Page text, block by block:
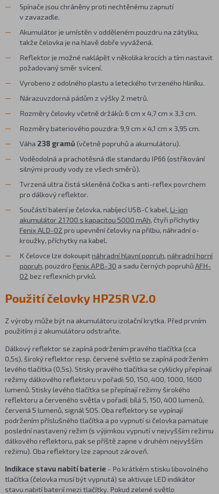
Spínače jsou chráněny proti nechtěnému zapnutí
v zavazadle.
Akumulátor je umístěn v odděleném pouzdru na zátylku,
takže čelovka je na hlavě dobře vyvážená.
Reflektor je možné naklápět v několika krocích a tím nastavit
požadovaný směr svícení.
Vyrobeno z odolného plastu a leteckého tvrzeného hliníku.
Nárazuvzdorná pádům z výšky 2 metrů.
Rozměry čelovky včetně držáků: 6 cm x 4,7 cm x 3,3 cm.
Rozměry bateriového pouzdra: 9,9 cm x 4,1 cm x 3,95 cm.
Váha 238 gramů (včetně popruhů a akumulátoru).
Voděodolná a prachotěsná dle standardu IP66 (ostřikování
silnými proudy vody ze všech směrů).
Tvrzená ultra čistá skleněná čočka s anti-reflex povrchem
pro dálkový reflektor.
Součástí balení je čelovka, nabíjecí USB-C kabel, Li-ion
akumulátor 21700 s kapacitou 5000 mAh, čtyři příchytky
Fenix ALD-02 pro upevnění čelovky na přilbu, náhradní o-
kroužky, příchytky na kabel.
K čelovce lze dokoupitnáhradní hlavní popruh, náhradní horní
popruh, pouzdro Fenix APB-30 a sadu černých popruhůAFH-
02 bez reflexních prvků.
Použití čelovky HP25R V2.0
Z výroby může být na akumulátoru izolační krytka. Před prvním
použitím ji z akumulátoru odstraňte.
Dálkový reflektor se zapíná podržením pravého tlačítka (cca
0,5s), široký reflektor resp. červené světlo se zapíná podržením
levého tlačítka (0,5s). Stisky pravého tlačítka se cyklicky přepínají
režimy dálkového reflektoru v pořadí: 50, 150, 400, 1000, 1600
lumenů. Stisky levého tlačítka se přepínají režimy širokého
reflektoru a červeného světla v pořadí: bílá 5, 150, 400 lumenů,
červená 5 lumenů, signál SOS. Oba reflektory se vypínají
podržením příslušného tlačítka a po vypnutí si čelovka pamatuje
poslední nastavený režim (s výjimkou vypnutí v nejvyšším režimu
dálkového reflektoru, pak se příště zapne v druhém nejvyšším
režimu). Oba reflektory lze zapnout zároveň.
Indikace stavu nabití baterie - Po krátkém stisku libovolného
tlačítka (čelovka musí být vypnutá) se aktivuje LED indikátor
stavu nabití baterií mezi tlačítky. Pokud zelené světlo